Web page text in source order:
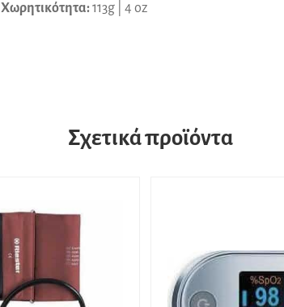
Χωρητικότητα:113g | 4 oz
Σχετικά προϊόντα